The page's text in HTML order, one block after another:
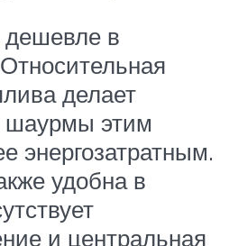
дешевле в
делает
шаурмы этим
энергозатратным.
удобна в
и центральная